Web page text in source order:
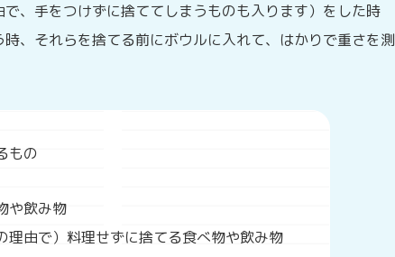
、手をつけずに捨ててしまうものも入ります）をした時
、それらを捨てる前にボウルに入れて、はかりで重さを測
もの
や飲み物
理由で）料理せずに捨てる食べ物や飲み物